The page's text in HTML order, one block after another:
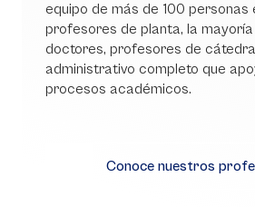
equipo de más de 100 personas
profesores de planta, la mayoría
doctores, profesores de
administrativo completo que
procesos académicos.
Conoce nuestros